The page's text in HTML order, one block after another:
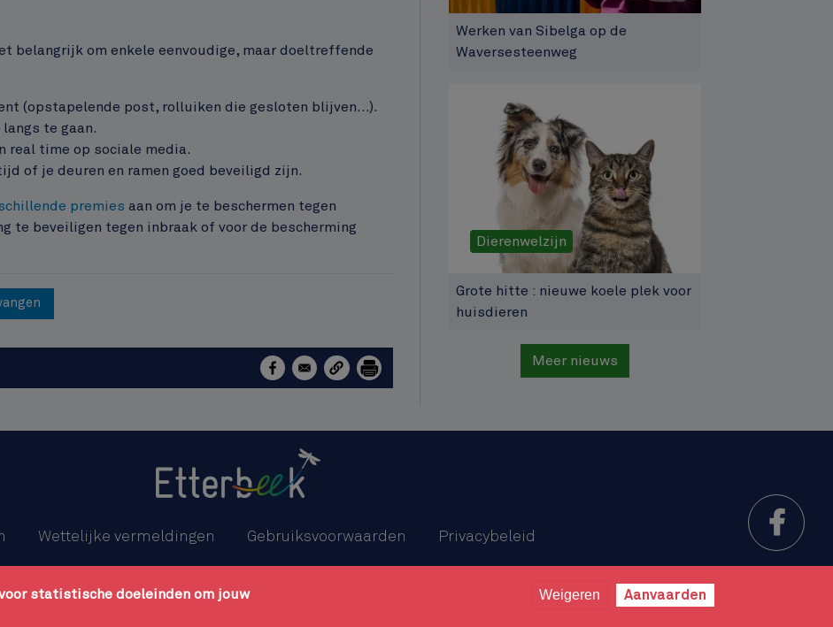
belangrijk om enkele eenvoudige, maar doeltreffende
(opstapelende post, rolluiken die gesloten blijven…).
te gaan.
real time op sociale media.
of je deuren en ramen goed beveiligd zijn.
premies aan om je te beschermen tegen
te beveiligen tegen inbraak of voor de bescherming
Werken van Sibelga op de
Waversesteenweg
Dierenwelzijn
Grote hitte : nieuwe koele plek voor
huisdieren
Meer nieuws
Wettelijke vermeldingen Gebruiksvoorwaarden Privacybeleid
Etterbeek - Kazernenlaan, 31/1 - 1040 Etterbeek - 02 627 21 11 - Développement
statistische doeleinden om jouw
Weigeren Aanvaarden